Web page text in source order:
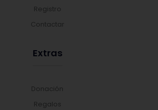
Registro
Contactar
Extras
Donación
Regalos